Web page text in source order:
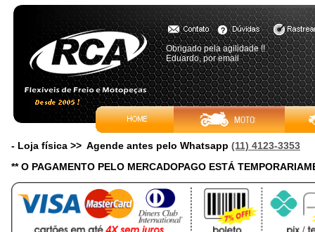
Obrigado pela agilidade !!
Eduardo, por email
- Loja física >> Agende antes pelo Whatsapp (11) 4123-3353
** O PAGAMENTO PELO MERCADOPAGO ESTÁ